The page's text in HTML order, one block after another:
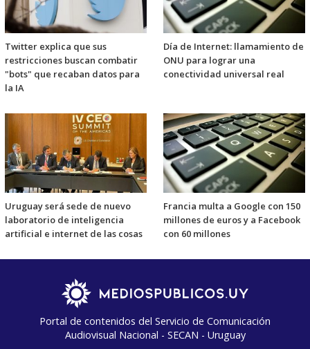
Twitter explica que sus
restricciones buscan combatir
"bots" que recaban datos para
la IA
Día de Internet: llamamiento de
ONU para lograr una
conectividad universal real
Uruguay será sede de nuevo
laboratorio de inteligencia
artificial e internet de las cosas
Francia multa a Google con 150
millones de euros y a Facebook
con 60 millones
Portal de contenidos del Servicio de Comunicación
Audiovisual Nacional - SECAN - Uruguay